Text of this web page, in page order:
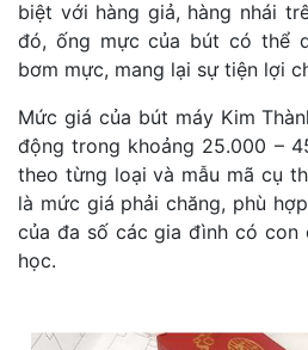
biệt với hàng giả, hàng nhái
đó, ống mực của bút có thể
bơm mực, mang lại sự tiện lợi
Mức giá của bút máy Kim
động trong khoảng 25.000 –
theo từng loại và mẫu mã cụ
là mức giá phải chăng, phù
của đa số các gia đình có con
học.